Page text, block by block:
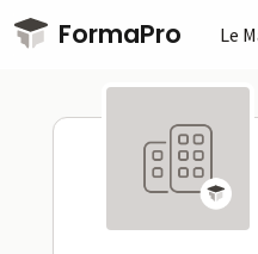
Passer au contenu principal
FormaPro Le